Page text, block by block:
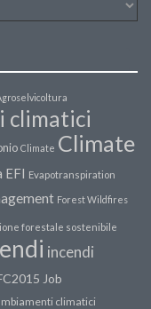
climatici
Climate Climate
EFI Evapotranspiration
Forest Wildfires
forestale sostenibile
incendi
Job
climatici